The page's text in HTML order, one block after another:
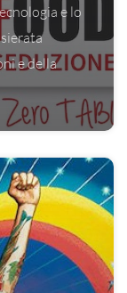
e lo
e della